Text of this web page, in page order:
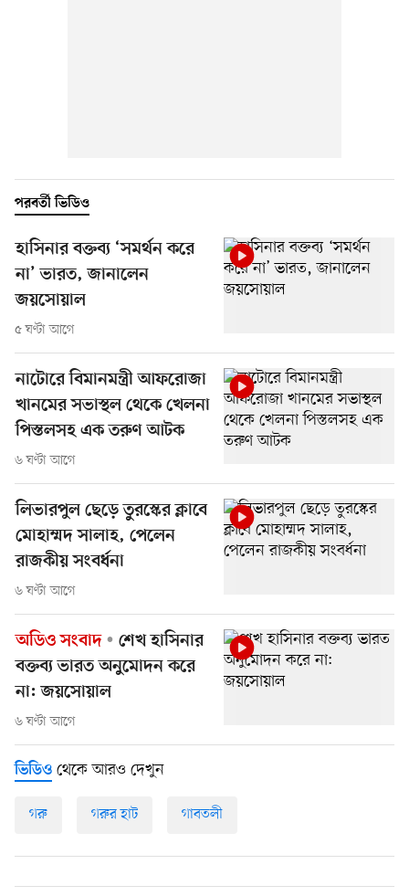
পরবর্তী ভিডিও
হাসিনার বক্তব্য ‘সমর্থন করে
না’ ভারত, জানালেন
জয়সোয়াল
৫ ঘণ্টা আগে
নাটোরে বিমানমন্ত্রী আফরোজা
খানমের সভাস্থল থেকে খেলনা
পিস্তলসহ এক তরুণ আটক
৬ ঘণ্টা আগে
লিভারপুল ছেড়ে তুরস্কের ক্লাবে
মোহাম্মদ সালাহ, পেলেন
রাজকীয় সংবর্ধনা
৬ ঘণ্টা আগে
অডিও সংবাদ
শেখ হাসিনার
বক্তব্য ভারত অনুমোদন করে
না: জয়সোয়াল
৬ ঘণ্টা আগে
ভিডিও থেকে আরও দেখুন
গরু গরুর হাট গাবতলী